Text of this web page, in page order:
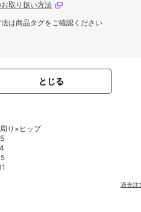
取り扱い方法
は商品タグをご確認ください
とじる
り×ヒップ
過去注